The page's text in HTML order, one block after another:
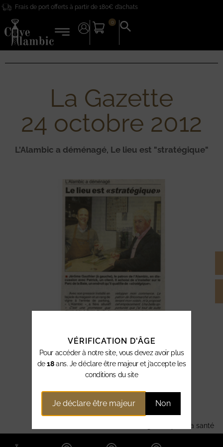
Frais de port offerts à partir de 180€ d’achats
0
Search
for:
La Gazette
24 octobre 2012
L'Alambic a déménagé, Le lieu est "stratégique"
L’abus d’alcool est dangereux pour la santé
VÉRIFICATION D'ÂGE
Pour accéder à notre site, vous devez avoir plus
de18ans. Je déclare être majeur et j’accepte les
conditions du site
Je déclare être majeur Non